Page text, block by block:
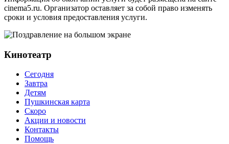
cinema5.ru. Организатор оставляет за собой право изменять
сроки и условия предоставления услуги.
Кинотеатр
Сегодня
Завтра
Детям
Пушкинская карта
Скоро
Акции и новости
Контакты
Помощь